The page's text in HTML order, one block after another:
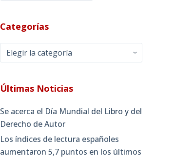
Categorías
Categorías
Últimas Noticias
Se acerca el Día Mundial del Libro y del
Derecho de Autor
Los índices de lectura españoles
aumentaron 5,7 puntos en los últimos